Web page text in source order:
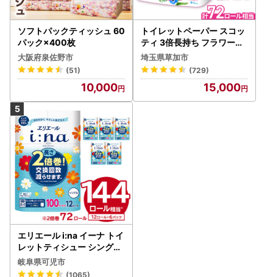
ソフトパックティッシュ 60
パック×400枚
大阪府泉佐野市
(51)
10,000
トイレットペーパー スコッ
ティ 3倍長持ち フラワーパ
ック 4ロール×6P
埼玉県草加市
(729)
15,000
エリエール i:na イーナ トイ
レットティシュー シングル
100巻 12ロール×6P【009
5-005】トイレットペーパ
岐阜県可児市
(1065)